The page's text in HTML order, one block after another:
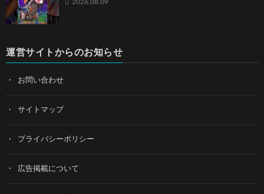
2026.08.09
運営サイトからのお知らせ
お問い合わせ
サイトマップ
プライバシーポリシー
広告掲載について